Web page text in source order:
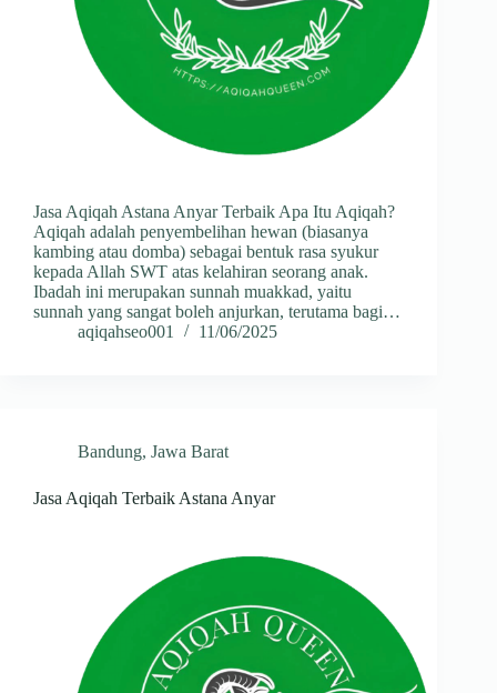
Jasa Aqiqah Astana Anyar Terbaik Apa Itu Aqiqah?
Aqiqah adalah penyembelihan hewan (biasanya
kambing atau domba) sebagai bentuk rasa syukur
kepada Allah SWT atas kelahiran seorang anak.
Ibadah ini merupakan sunnah muakkad, yaitu
sunnah yang sangat boleh anjurkan, terutama bagi…
aqiqahseo001
11/06/2025
Bandung, Jawa Barat
Jasa Aqiqah Terbaik Astana Anyar